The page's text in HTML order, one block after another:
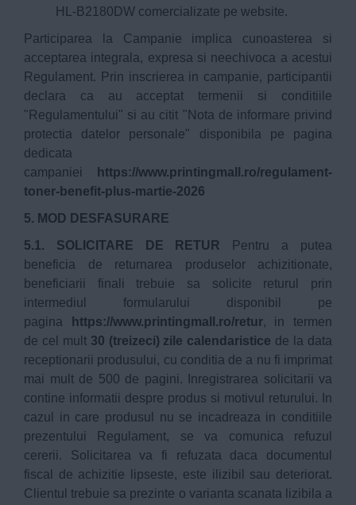
HL-B2180DW comercializate pe website.
Participarea la Campanie implica cunoasterea si
acceptarea integrala, expresa si neechivoca a acestui
Regulament. Prin inscrierea in campanie, participantii
declara ca au acceptat termenii si conditiile
"Regulamentului" si au citit "Nota de informare privind
protectia datelor personale" disponibila pe pagina
dedicata
campaniei
https://www.printingmall.ro/regulament-
toner-benefit-plus-martie-2026
5. MOD DESFASURARE
5.1. SOLICITARE DE RETUR Pentru a putea
beneficia de returnarea produselor achizitionate,
beneficiarii finali trebuie sa solicite returul prin
intermediul formularului disponibil pe
pagina
https://www.printingmall.ro/retur, in termen
de cel mult 30 (treizeci) zile calendaristice de la data
receptionarii produsului, cu conditia de a nu fi imprimat
mai mult de 500 de pagini. Inregistrarea solicitarii va
contine informatii despre produs si motivul returului. In
cazul in care produsul nu se incadreaza in conditiile
prezentului Regulament, se va comunica refuzul
cererii. Solicitarea va fi refuzata daca documentul
fiscal de achizitie lipseste, este ilizibil sau deteriorat.
Clientul trebuie sa prezinte o varianta scanata lizibila a